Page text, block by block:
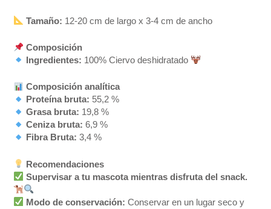
Tamaño: 12-20 cm de largo x 3-4 cm de ancho
Composición
Ingredientes: 100% Ciervo deshidratado
Composición analítica
Proteína bruta: 55,2 %
Grasa bruta: 19,8 %
Ceniza bruta: 6,9 %
Fibra Bruta: 3,4 %
Recomendaciones
Supervisar a tu mascota mientras disfruta del snack.
Modo de conservación: Conservar en un lugar seco y